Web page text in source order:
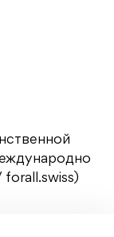
forall.swiss)